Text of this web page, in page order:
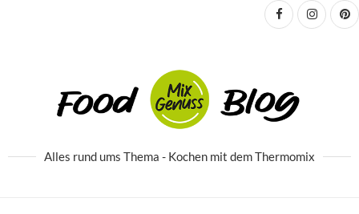
Alles rund ums Thema - Kochen mit dem Thermomix